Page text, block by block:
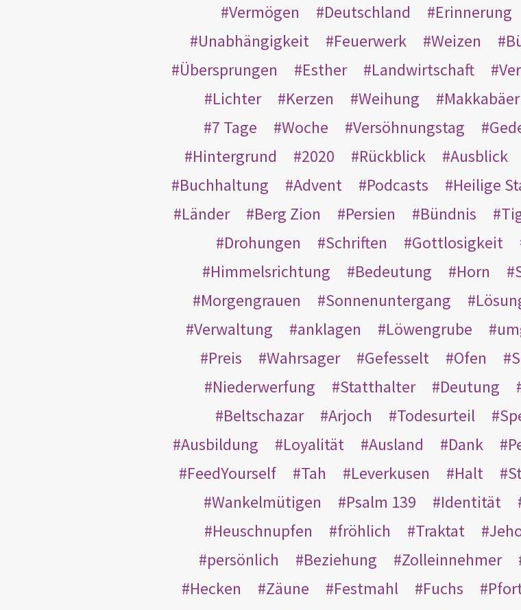
Vermögen
Deutschland Erinnerung
Unabhängigkeit
Feuerwerk Weizen
Übersprungen
Esther Landwirtschaft
Lichter
Kerzen Weihung Makkabäer
7 Tage
Woche Versöhnungstag
Hintergrund
2020 Rückblick Ausblick
Buchhaltung
Advent Podcasts Heilige
Länder
Berg Zion Persien Bündnis
Drohungen
Schriften Gottlosigkeit
Himmelsrichtung
Bedeutung Horn
Morgengrauen
Sonnenuntergang
Verwaltung
anklagen Löwengrube
Preis
Wahrsager Gefesselt Ofen
Niederwerfung
Statthalter Deutung
Beltschazar
Arjoch Todesurteil
Ausbildung
Loyalität Ausland Dank
FeedYourself
Tah Leverkusen Halt
Wankelmütigen
Psalm 139 Identität
Heuschnupfen
fröhlich Traktat
persönlich
Beziehung Zolleinnehmer
Hecken
Zäune Festmahl Fuchs